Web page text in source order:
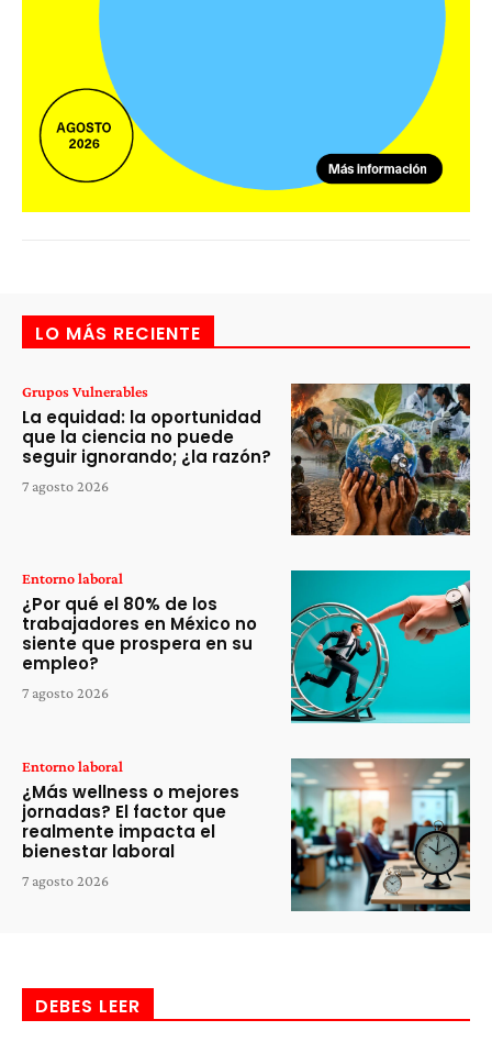
LO MÁS RECIENTE
Grupos Vulnerables
La equidad: la oportunidad
que la ciencia no puede
seguir ignorando; ¿la razón?
7 agosto 2026
Entorno laboral
¿Por qué el 80% de los
trabajadores en México no
siente que prospera en su
empleo?
7 agosto 2026
Entorno laboral
¿Más wellness o mejores
jornadas? El factor que
realmente impacta el
bienestar laboral
7 agosto 2026
DEBES LEER